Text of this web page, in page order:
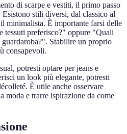
di scarpe e vestiti, il primo passo
stili diversi, dal classico al
minimalista. È importante farsi delle
tessuti preferisco?" oppure "Quali
Stabilire un proprio
consapevoli.
potresti optare per jeans e
un look più elegante, potresti
È utile anche osservare
moda e trarre ispirazione da come